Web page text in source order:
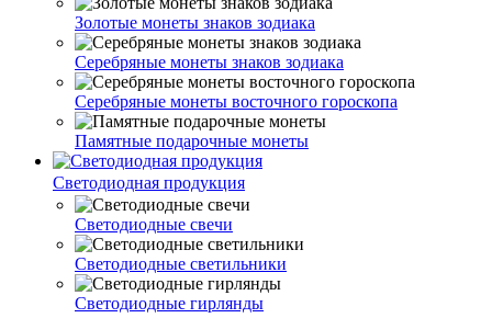
Золотые монеты знаков зодиака
Серебряные монеты знаков зодиака
Серебряные монеты восточного гороскопа
Памятные подарочные монеты
Светодиодная продукция
Светодиодные свечи
Светодиодные светильники
Светодиодные гирлянды